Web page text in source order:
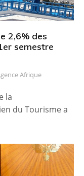
2,6% des
semestre
Afrique
la
du Tourisme a